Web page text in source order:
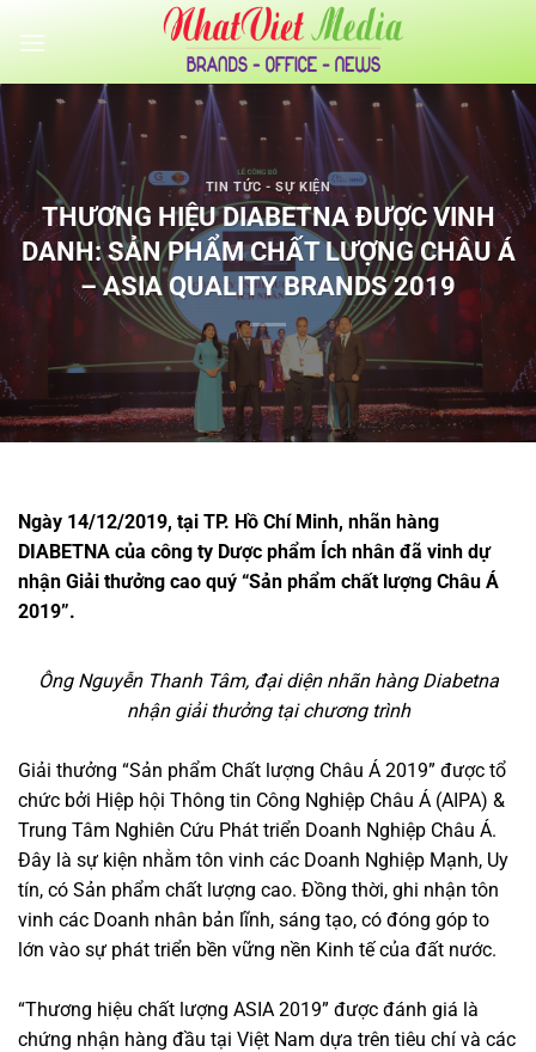
qua
dung
TIN TỨC - SỰ KIỆN
THƯƠNG HIỆU DIABETNA ĐƯỢC VINH
DANH: SẢN PHẨM CHẤT LƯỢNG CHÂU Á
– ASIA QUALITY BRANDS 2019
Ngày 14/12/2019, tại TP. Hồ Chí Minh, nhãn hàng
DIABETNA của công ty Dược phẩm Ích nhân đã vinh dự
nhận Giải thưởng cao quý “Sản phẩm chất lượng Châu Á
2019”.
Ông Nguyễn Thanh Tâm, đại diện nhãn hàng Diabetna
nhận giải thưởng tại chương trình
Giải thưởng “Sản phẩm Chất lượng Châu Á 2019” được tổ
chức bởi Hiệp hội Thông tin Công Nghiệp Châu Á (AIPA) &
Trung Tâm Nghiên Cứu Phát triển Doanh Nghiệp Châu Á.
Đây là sự kiện nhằm tôn vinh các Doanh Nghiệp Mạnh, Uy
tín, có Sản phẩm chất lượng cao. Đồng thời, ghi nhận tôn
vinh các Doanh nhân bản lĩnh, sáng tạo, có đóng góp to
lớn vào sự phát triển bền vững nền Kinh tế của đất nước.
“Thương hiệu chất lượng ASIA 2019” được đánh giá là
chứng nhận hàng đầu tại Việt Nam dựa trên tiêu chí và các